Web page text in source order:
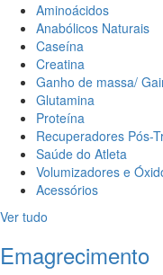
Aminoácidos
Anabólicos Naturais
Caseína
Creatina
Ganho de massa/
Glutamina
Proteína
Recuperadores Pós-
Saúde do Atleta
Volumizadores e
Acessórios
Ver tudo
Emagrecimento